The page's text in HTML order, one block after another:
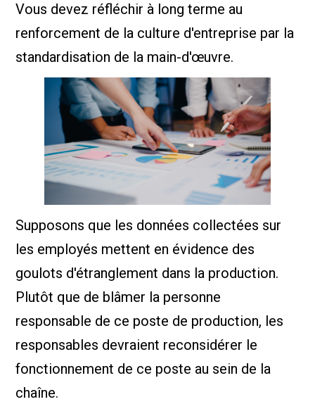
Vous devez réfléchir à long terme au
renforcement de la culture d'entreprise par la
standardisation de la main-d'œuvre.
Supposons que les données collectées sur
les employés mettent en évidence des
goulots d'étranglement dans la production.
Plutôt que de blâmer la personne
responsable de ce poste de production, les
responsables devraient reconsidérer le
fonctionnement de ce poste au sein de la
chaîne.